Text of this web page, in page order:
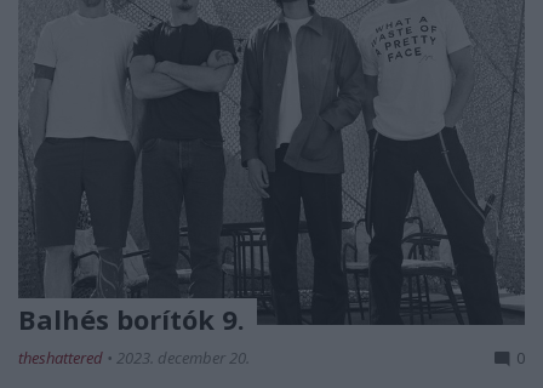
Balhés borítók 9.
theshattered • 2023. december 20. 0